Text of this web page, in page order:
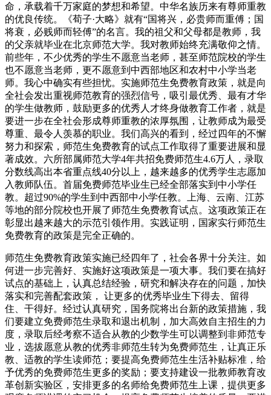
命，承载着千万家庭的梦想和希望。中华名族历来有尊师重教
的优良传统。《荀子·大略》就有“国将兴，必贵师而重傅；国
将衰，必贱师而轻傅”的名言。我的祖父和父母都是教师，我
的父亲就毕业在北京师范大学。我对教师始终充满敬仰之情。
前些年，不少优秀的学生不愿意当老师，甚至师范院校的学生
也不愿意当老师，更不愿意到中西部地区和农村中小学当老
师。我心中确实有些担忧。实施师范生免费教育政策，就是向
全社会发出重视师范教育的强烈信号，吸引最优秀、最有才华
的学生做教师，鼓励更多的优秀人才终身做教育工作者，就是
要进一步在全社会形成尊师重教的浓厚氛围，让教师成为最受
尊重、最令人羡慕的职业。我们高兴的看到，经过四年的不懈
努力和探索，师范生免费教育的试点工作取得了重要进展和显
著成效。六所部属师范大学4年共招免费师范生4.6万人，录取
分数线高出本省重点线40分以上，越来越多的优秀学生志愿加
入教师队伍。首届免费师范毕业生已经全部落实到中小学任
教。超过90%的学生到中西部中小学任教。上海、云南、江苏
等地的部分院校也开展了师范生免费教育试点。这项政策正在
彰显出越来越大的示范引领作用。实践证明，国家实行师范生
免费教育的政策是完全正确的。
师范生免费教育政策实施已经四年了，社会各界十分关注。如
何进一步完善好、实施好这项政策是一项大事。我们要在搞好
试点的基础上，认真总结经验，研究和解决存在的问题，加快
落实和完善配套政策， 让更多的优秀毕业生下得去、留得
住、干得好。经过认真研究，国务院将出台新的政策措施，我
们要建立免费师范生录取和退出机制，加大高效自主招生的力
度，录取后经考察不适合从教的少数学生可以调整到非师范专
业，选拔愿意从教的优秀非师范生转为免费师范生，让真正乐
教、适教的学生读师范；要提高免费师范生生活补贴标准，给
予优秀的免费师范生更多的奖励；要支持建设一批教师教育改
革创新实验区，安排更多的名师给免费师范生上课，提供更多